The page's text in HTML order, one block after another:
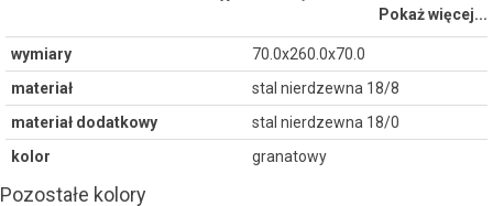
Pokaż więcej...
wymiary
70.0x260.0x70.0
materiał
stal nierdzewna 18/8
materiał dodatkowy
stal nierdzewna 18/0
kolor
granatowy
Pozostałe kolory